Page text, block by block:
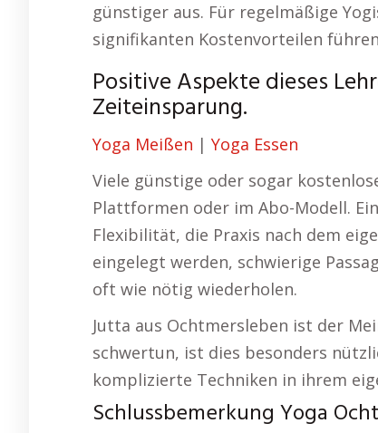
günstiger aus. Für regelmäßige
signifikanten Kostenvorteilen
Positive Aspekte dieses
Zeiteinsparung.
Yoga Meißen | Yoga Essen
Viele günstige oder sogar
Plattformen oder im Abo-Modell.
Flexibilität, die Praxis nach dem
eingelegt werden, schwierige
oft wie nötig wiederholen.
Jutta aus Ochtmersleben ist der
schwertun, ist dies besonders
komplizierte Techniken in ihrem
Schlussbemerkung Yoga